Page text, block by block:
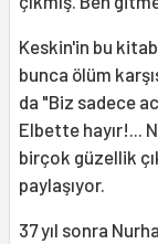
Keskin'in bu
bunca ölüm
da "Biz sadece
Elbette hayır!...
birçok güzellik
paylaşıyor.
37 yıl sonra